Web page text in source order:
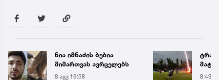
ნია იმნაძის ბებია
მიმართვას ავრცელებს
8 აგვ 19:58
ტრაგედია
მატჩის დროს -
ფეხბურთელი
8:49